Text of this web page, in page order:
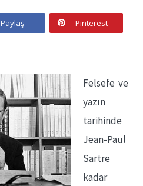
Paylaş Pinterest
Felsefe ve
yazın
tarihinde
Jean-Paul
Sartre
kadar